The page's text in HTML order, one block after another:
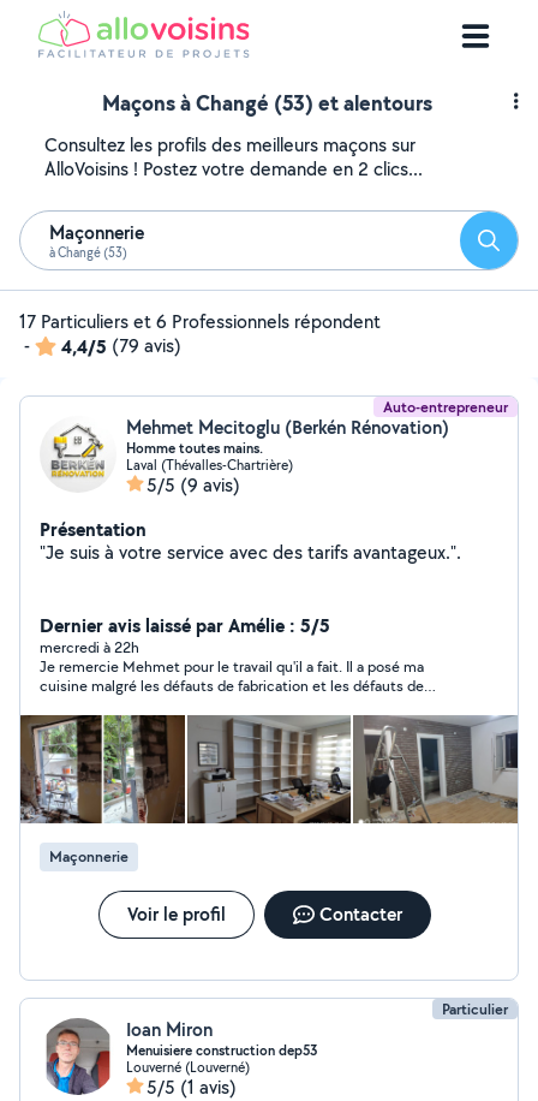
Maçons à Changé (53) et alentours
Consultez les profils des meilleurs maçons sur
AlloVoisins ! Postez votre demande en 2 clics...
Maçonnerie
à Changé (53)
17 Particuliers et 6 Professionnels répondent
-
4,4/5 (79 avis)
Auto-entrepreneur
Mehmet Mecitoglu (Berkén Rénovation)
Homme toutes mains.
Laval (Thévalles-Chartrière)
5/5 (9 avis)
Présentation
"Je suis à votre service avec des tarifs avantageux.".
Dernier avis laissé par Amélie : 5/5
mercredi à 22h
Je remercie Mehmet pour le travail qu'il a fait. Il a posé ma
cuisine malgré les défauts de fabrication et les défauts de
Maçonnerie
Voir le profil Contacter
Particulier
Ioan Miron
Menuisiere construction dep53
Louverné (Louverné)
5/5 (1 avis)